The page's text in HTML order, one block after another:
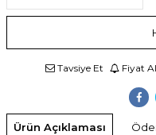
Tavsiye Et Fiyat
Ürün Açıklaması